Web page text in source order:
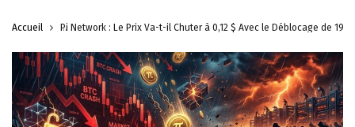
Accueil Pi Network : Le Prix Va-t-il Chuter à 0,12 $ Avec le Déblocage de 195